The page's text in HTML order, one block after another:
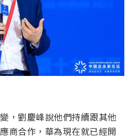
，劉慶峰說他們持續跟其他
商合作，華為現在就已經開